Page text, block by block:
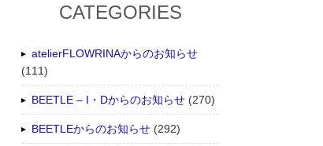
CATEGORIES
atelierFLOWRINAからのお知らせ
(111)
BEETLE – I・Dからのお知らせ (270)
BEETLEからのお知らせ (292)